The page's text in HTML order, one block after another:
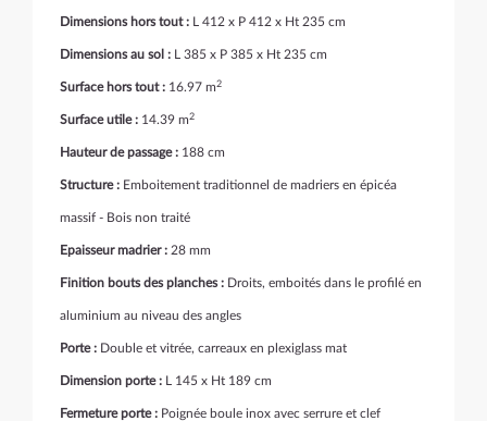
Dimensions hors tout : L 412 x P 412 x Ht 235 cm
Dimensions au sol : L 385 x P 385 x Ht 235 cm
Surface hors tout : 16.97 m2
Surface utile : 14.39 m2
Hauteur de passage : 188 cm
Structure : Emboitement traditionnel de madriers en épicéa
massif - Bois non traité
Epaisseur madrier : 28 mm
Finition bouts des planches : Droits, emboités dans le profilé en
aluminium au niveau des angles
Porte : Double et vitrée, carreaux en plexiglass mat
Dimension porte : L 145 x Ht 189 cm
Fermeture porte : Poignée boule inox avec serrure et clef